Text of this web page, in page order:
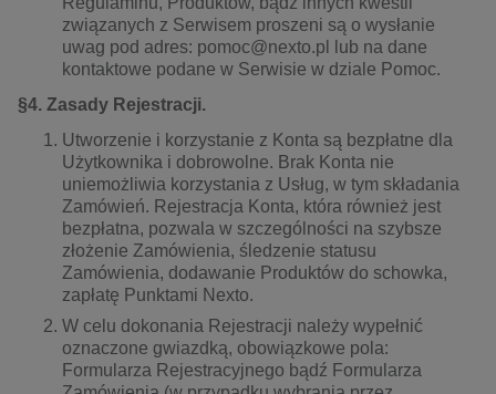
związanych z Serwisem proszeni są o wysłanie
uwag pod adres: pomoc@nexto.pl lub na dane
kontaktowe podane w Serwisie w dziale Pomoc.
§4. Zasady Rejestracji.
Utworzenie i korzystanie z Konta są bezpłatne dla
Użytkownika i dobrowolne. Brak Konta nie
uniemożliwia korzystania z Usług, w tym składania
Zamówień. Rejestracja Konta, która również jest
bezpłatna, pozwala w szczególności na szybsze
złożenie Zamówienia, śledzenie statusu
Zamówienia, dodawanie Produktów do schowka,
zapłatę Punktami Nexto.
W celu dokonania Rejestracji należy wypełnić
oznaczone gwiazdką, obowiązkowe pola:
Formularza Rejestracyjnego bądź Formularza